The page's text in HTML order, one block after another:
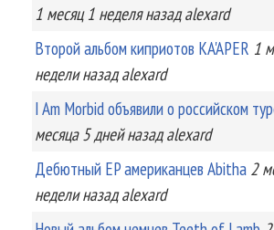
1 месяц 1 неделяназад alexard
Второй альбом киприотов KA'APER 1
неделиназад alexard
I Am Morbid объявили о российском
месяца 5 днейназад alexard
Дебютный EP американцев Abitha 2
неделиназад alexard